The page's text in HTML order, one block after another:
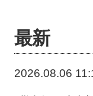
最新
2026.08.06